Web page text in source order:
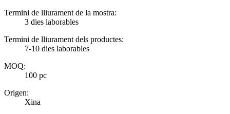
Termini de lliurament de la mostra:
3 dies laborables
Termini de lliurament dels productes:
7-10 dies laborables
MOQ:
100 pc
Origen:
Xina